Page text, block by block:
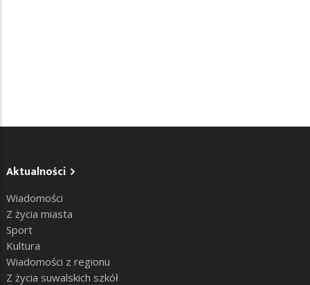
Aktualności
Wiadomości
Z życia miasta
Sport
Kultura
Wiadomości z regionu
Z życia suwalskich szkół